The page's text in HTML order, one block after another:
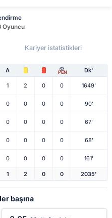
Oyuncu
Kariyer istatistikleri
A PEN Dk'
1 2 0 0 1649'
0 0 0 0 90'
0 0 0 0 67'
0 0 0 0 68'
0 0 0 0 161'
1 2 0 0 2035'
başına